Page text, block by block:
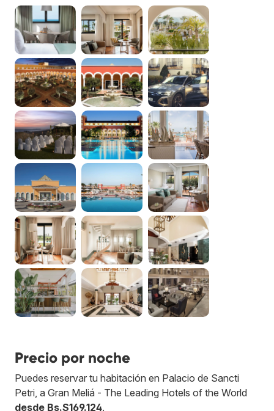
Precio por noche
Puedes reservar tu habitación en Palacio de Sancti
Petri, a Gran Meliá - The Leading Hotels of the World
desde Bs.S169.124.